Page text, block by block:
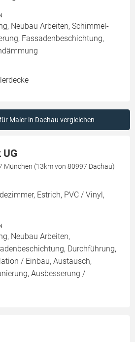
Neubau Arbeiten, Schimmel-
Fassadenbeschichtung,
Maler in Dachau vergleichen
UG
München (13km von 80997 Dachau)
Estrich, PVC / Vinyl,
Neubau Arbeiten,
Durchführung,
/ Einbau, Austausch,
Ausbesserung /